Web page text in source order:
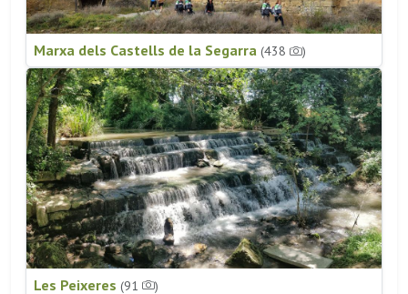
Marxa dels Castells de la Segarra (438 )
Les Peixeres (91 )